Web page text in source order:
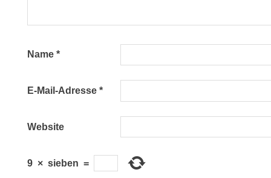
Name *
E-Mail-Adresse *
Website
9 × sieben =